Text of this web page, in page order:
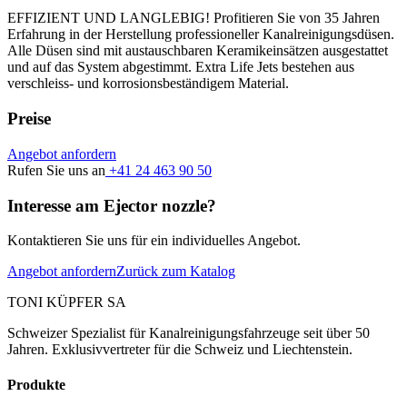
EFFIZIENT UND LANGLEBIG! Profitieren Sie von 35 Jahren
Erfahrung in der Herstellung professioneller Kanalreinigungsdüsen.
Alle Düsen sind mit austauschbaren Keramikeinsätzen ausgestattet
und auf das System abgestimmt. Extra Life Jets bestehen aus
verschleiss- und korrosionsbeständigem Material.
Preise
Angebot anfordern
Rufen Sie uns an +41 24 463 90 50
Interesse am Ejector nozzle?
Kontaktieren Sie uns für ein individuelles Angebot.
Angebot anfordernZurück zum Katalog
TONI KÜPFER SA
Schweizer Spezialist für Kanalreinigungsfahrzeuge seit über 50
Jahren. Exklusivvertreter für die Schweiz und Liechtenstein.
Produkte